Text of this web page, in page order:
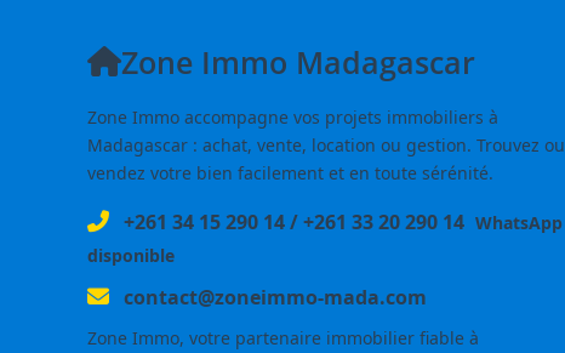
Zone Immo Madagascar
Zone Immo accompagne vos projets immobiliers à
Madagascar : achat, vente, location ou gestion. Trouvez ou
vendez votre bien facilement et en toute sérénité.
+261 34 15 290 14/+261 33 20 290 14 WhatsApp
disponible
contact@zoneimmo-mada.com
Zone Immo, votre partenaire immobilier fiable à